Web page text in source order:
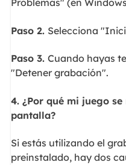
Problemas" (en
Paso 2. Selecciona
Paso 3. Cuando hayas
"Detener grabación".
4. ¿Por qué mi juego
pantalla?
Si estás utilizando el
preinstalado, hay dos